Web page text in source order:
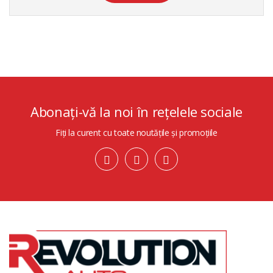
Abonați-vă la noi în rețelele sociale
Fiți la curent cu toate noutățile și promoțiile